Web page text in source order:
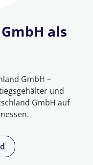
als
GmbH –
und
GmbH auf